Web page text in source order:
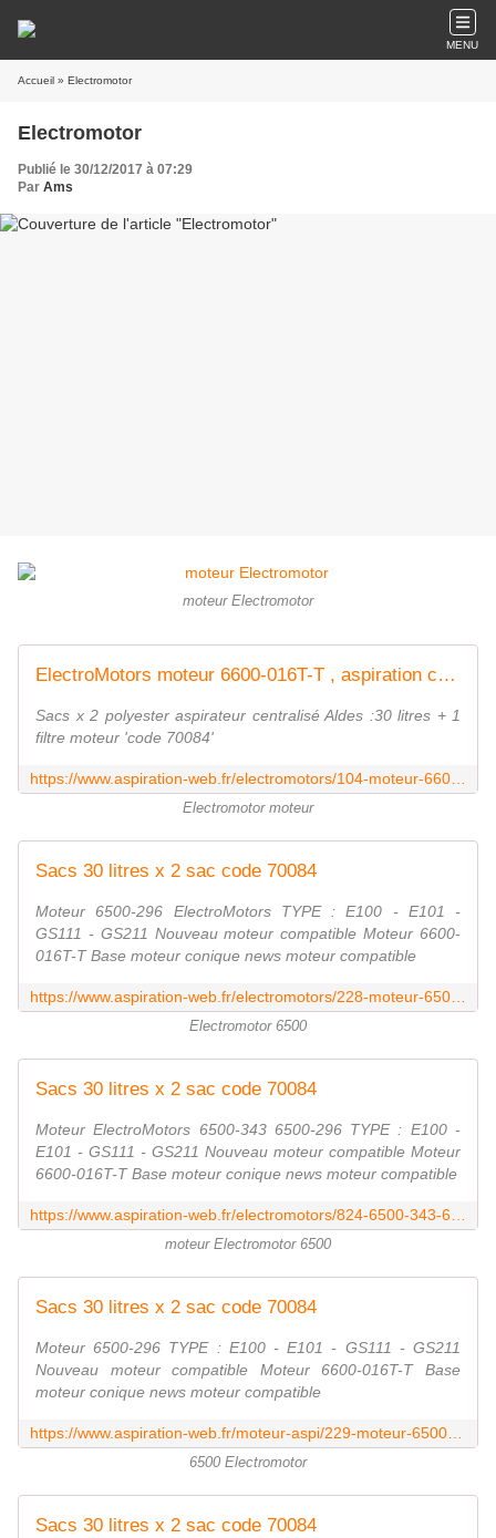
MENU
Accueil » Electromotor
Electromotor
Publié le 30/12/2017 à 07:29
Par Ams
moteur Electromotor
ElectroMotors moteur 6600-016T-T , aspiration centralisée TUPE DL 200SV
Sacs x 2 polyester aspirateur centralisé Aldes :30 litres + 1
filtre moteur 'code 70084'
Electromotor moteur
Sacs 30 litres x 2 sac code 70084
Moteur 6500-296 ElectroMotors TYPE : E100 - E101 -
GS111 - GS211 Nouveau moteur compatible Moteur 6600-
016T-T Base moteur conique news moteur compatible
Electromotor 6500
Sacs 30 litres x 2 sac code 70084
Moteur ElectroMotors 6500-343 6500-296 TYPE : E100 -
E101 - GS111 - GS211 Nouveau moteur compatible Moteur
6600-016T-T Base moteur conique news moteur compatible
moteur Electromotor 6500
Sacs 30 litres x 2 sac code 70084
Moteur 6500-296 TYPE : E100 - E101 - GS111 - GS211
Nouveau moteur compatible Moteur 6600-016T-T Base
moteur conique news moteur compatible
6500 Electromotor
Sacs 30 litres x 2 sac code 70084